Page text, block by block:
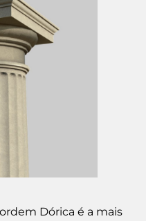
Dórica é a mais